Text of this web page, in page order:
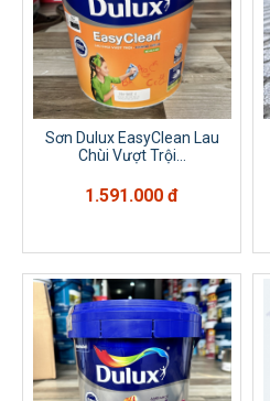
Sơn Dulux EasyClean Lau
Chùi Vượt Trội...
1.591.000 đ